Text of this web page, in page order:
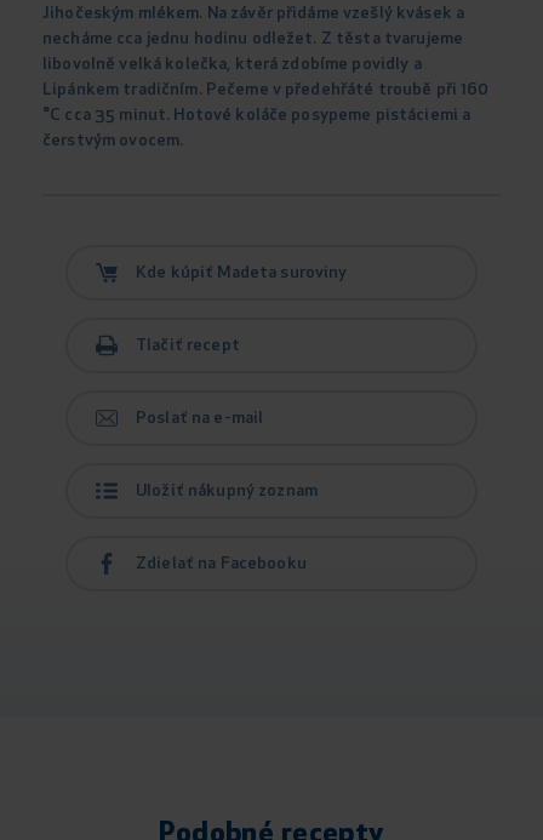
Jihočeským mlékem. Na závěr přidáme vzešlý kvásek a
necháme cca jednu hodinu odležet. Z těsta tvarujeme
libovolně velká kolečka, která zdobíme povidly a
Lipánkem tradičním. Pečeme v předehřáté troubě při 160
°C cca 35 minut. Hotové koláče posypeme pistáciemi a
čerstvým ovocem.
Kde kúpiť Madeta suroviny
Tlačiť recept
Poslať na e-mail
Uložiť nákupný zoznam
Zdielať na Facebooku